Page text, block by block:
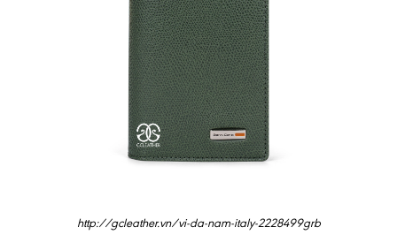
http://gcleather.vn/vi-da-nam-italy-2228499grb